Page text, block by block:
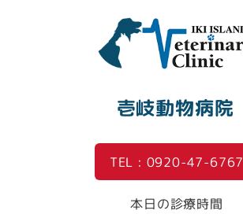
壱岐動物病院
TEL : 0920-47-6767
本日の診療時間